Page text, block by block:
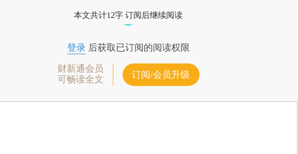
本文共计12字 订阅后继续阅读
登录后获取已订阅的阅读权限
财新通会员
可畅读全文
订阅/会员升级